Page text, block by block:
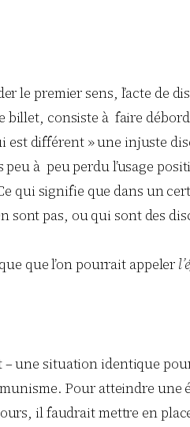
le premier sens, l’acte de
billet, consiste à faire
est différent » une injuste
à peu perdu l’usage
qui signifie que dans un
sont pas, ou qui sont des
que l’on pourrait appeler
une situation identique
Pour atteindre une
il faudrait mettre en